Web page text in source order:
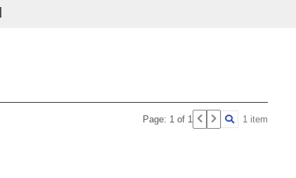
Page: 1 of 1 1 item